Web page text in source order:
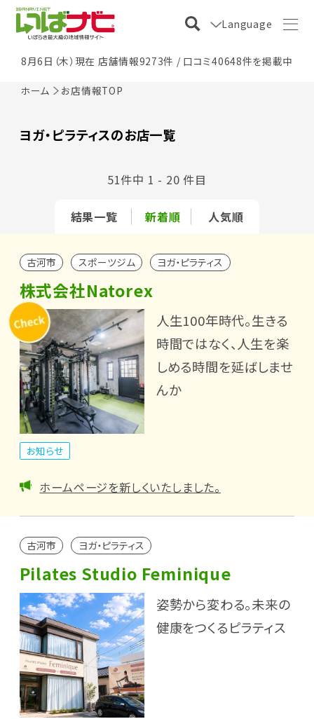
Language
8月6日（木）現在 店舗情報9273件 / 口コミ40648件を掲載中
ホーム お店情報TOP
ヨガ・ピラティスのお店一覧
結果一覧 新着順 人気順
51件中 1 - 20 件目
古河市 スポーツジム ヨガ・ピラティス
株式会社Natorex
人生100年時代。生きる
時間ではなく、人生を楽
しめる時間を延ばしませ
んか
お知らせ
ホームページを新しくいたしました。
古河市 ヨガ・ピラティス
Pilates Studio Feminique
姿勢から変わる。未来の
健康をつくるピラティス